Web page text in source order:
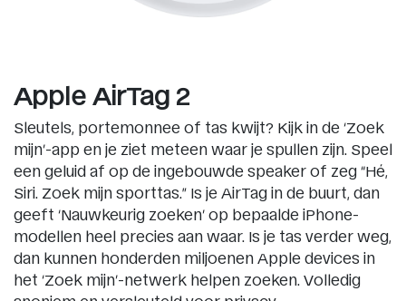
Apple AirTag 2
Sleutels, portemonnee of tas kwijt? Kijk in de ‘Zoek
mijn’-app en je ziet meteen waar je spullen zijn. Speel
een geluid af op de ingebouwde speaker of zeg “Hé,
Siri. Zoek mijn sporttas.” Is je AirTag in de buurt, dan
geeft ‘Nauwkeurig zoeken’ op bepaalde iPhone-
modellen heel precies aan waar. Is je tas verder weg,
dan kunnen honderden miljoenen Apple devices in
het ‘Zoek mijn’-netwerk helpen zoeken. Volledig